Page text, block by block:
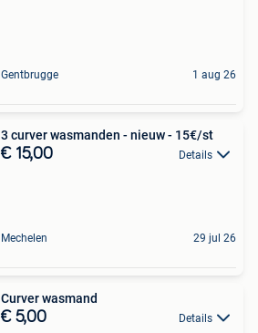
Gentbrugge 1 aug 26
3 curver wasmanden - nieuw - 15€/st
€ 15,00 Details
Mechelen 29 jul 26
Curver wasmand
€ 5,00 Details